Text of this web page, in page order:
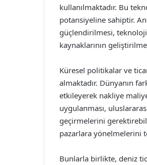
kullanılmaktadır. Bu
potansiyeline sahiptir.
güçlendirilmesi,
kaynaklarının
Küresel politikalar ve
almaktadır. Dünyanın
etkileyerek nakliye
uygulanması,
geçirmelerini
pazarlara yönelmelerini
Bunlarla birlikte, deniz